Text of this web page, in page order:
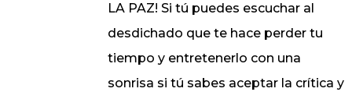
LA PAZ! Si tú puedes escuchar al
desdichado que te hace perder tu
tiempo y entretenerlo con una
sonrisa si tú sabes aceptar la crítica y